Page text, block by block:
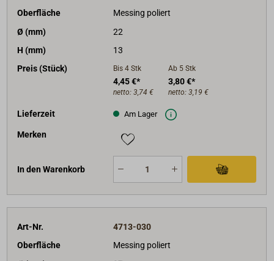
Oberfläche
Messing poliert
Ø (mm)
22
H (mm)
13
Preis (Stück)
Bis 4 Stk
4,45 €*
netto: 3,74 €
Ab 5 Stk
3,80 €*
netto: 3,19 €
Lieferzeit Am Lager
Merken
In den Warenkorb
Art-Nr.
4713-030
Oberfläche
Messing poliert